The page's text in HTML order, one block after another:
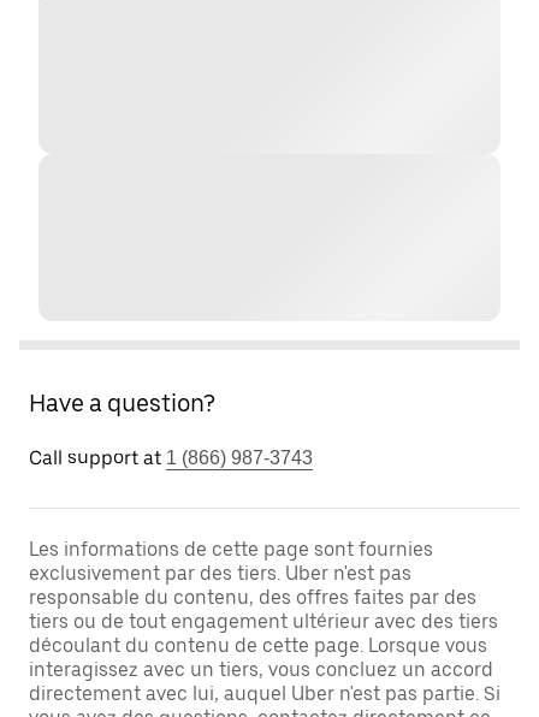
Have a question?
Call support at 1 (866) 987-3743
Les informations de cette page sont fournies
exclusivement par des tiers. Uber n'est pas
responsable du contenu, des offres faites par des
tiers ou de tout engagement ultérieur avec des tiers
découlant du contenu de cette page. Lorsque vous
interagissez avec un tiers, vous concluez un accord
directement avec lui, auquel Uber n'est pas partie. Si